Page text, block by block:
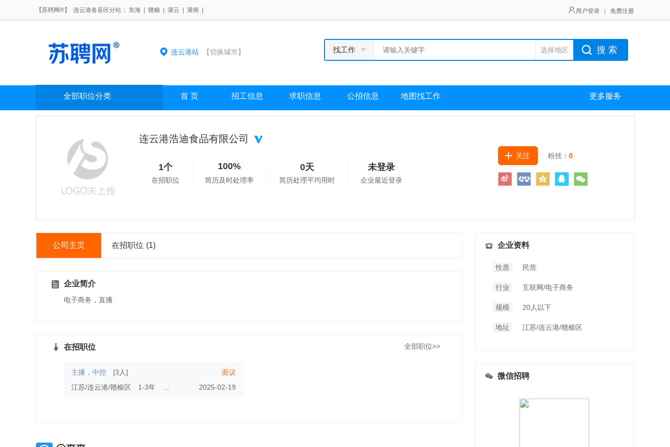
【苏聘网®】 连云港各县区分站： 东海 赣榆 灌云 灌南 用户登录 免费注册
连云港站【切换城市】 找工作 选择地区 搜 索
全部职位分类 首 页 招工信息 求职信息 公招信息 地图找工作 更多服务
连云港浩迪食品有限公司
1个
在招职位
100%
简历及时处理率
0天
简历处理平均用时
未登录
企业最近登录
关注 粉丝： 0
公司主页 在招职位 (1)
企业简介
电子商务，直播
在招职位 全部职位>>
主播，中控 [3人]
面议
江苏/连云港/赣榆区
1-3年 2025-02-19
企业资料
性质 民营
行业 互联网/电子商务
规模 20人以下
地址 江苏/连云港/赣榆区
微信招聘